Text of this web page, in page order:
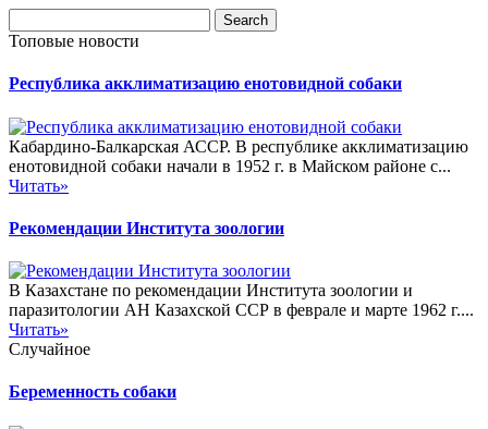
Топовые новости
Республика акклиматизацию енотовидной собаки
Кабардино-Балкарская АССР. В республике акклиматизацию
енотовидной собаки начали в 1952 г. в Майском районе с...
Читать»
Рекомендации Института зоологии
В Казахстане по рекомендации Института зоологии и
паразитологии АН Казахской ССР в феврале и марте 1962 г....
Читать»
Случайное
Беременность собаки